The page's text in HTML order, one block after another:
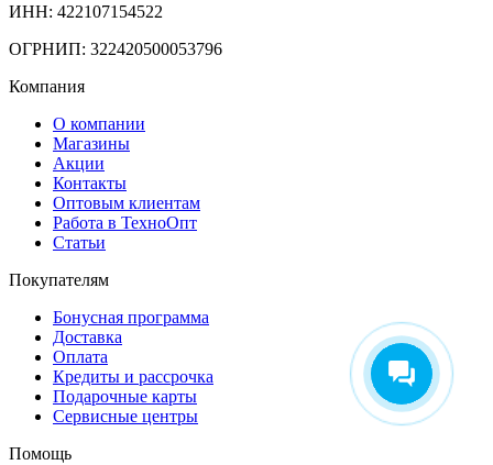
ИНН: 422107154522
ОГРНИП: 322420500053796
Компания
О компании
Магазины
Акции
Контакты
Оптовым клиентам
Работа в ТехноОпт
Статьи
Покупателям
Бонусная программа
Доставка
Оплата
Кредиты и рассрочка
Подарочные карты
Сервисные центры
Помощь